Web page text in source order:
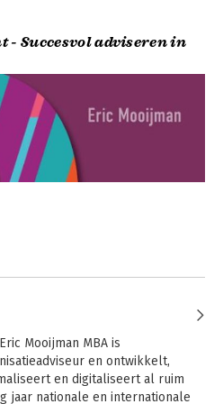
- Succesvol adviseren in
Mooijman MBA is
en ontwikkelt,
en digitaliseert al ruim
jaar nationale en internationale